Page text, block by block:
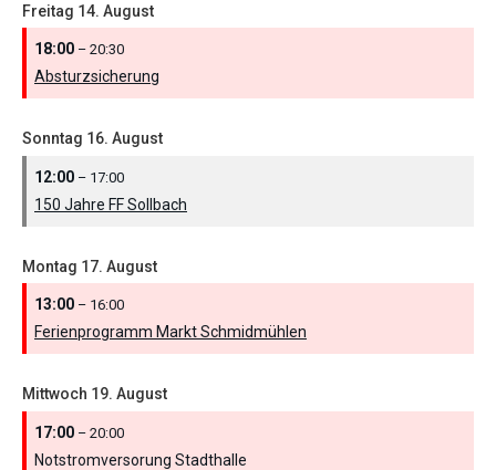
Freitag 14. August
18:00 – 20:30
Absturzsicherung
Sonntag 16. August
12:00 – 17:00
150 Jahre FF Sollbach
Montag 17. August
13:00 – 16:00
Ferienprogramm Markt Schmidmühlen
Mittwoch 19. August
17:00 – 20:00
Notstromversorung Stadthalle